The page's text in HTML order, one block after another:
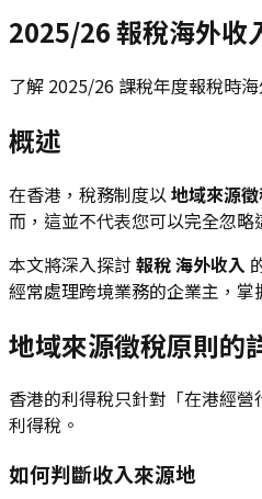
2025/26 報稅海外收
了解 2025/26 課稅年度報稅時
概述
在香港，稅務制度以 地域來源
而，這並不代表您可以完全忽
本文將深入探討 報稅 海外收入
經常處理跨境業務的企業主，
地域來源徵稅原則的
香港的利得稅只針對「在港經
利得稅。
如何判斷收入來源地